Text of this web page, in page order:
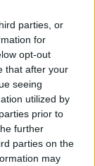
parties, or
for
opt-out
that after your
seeing
utilized by
prior to
further
parties on the
may
και
τους
αυτό
υλικών.
μέτρησης
- σύριγγες -